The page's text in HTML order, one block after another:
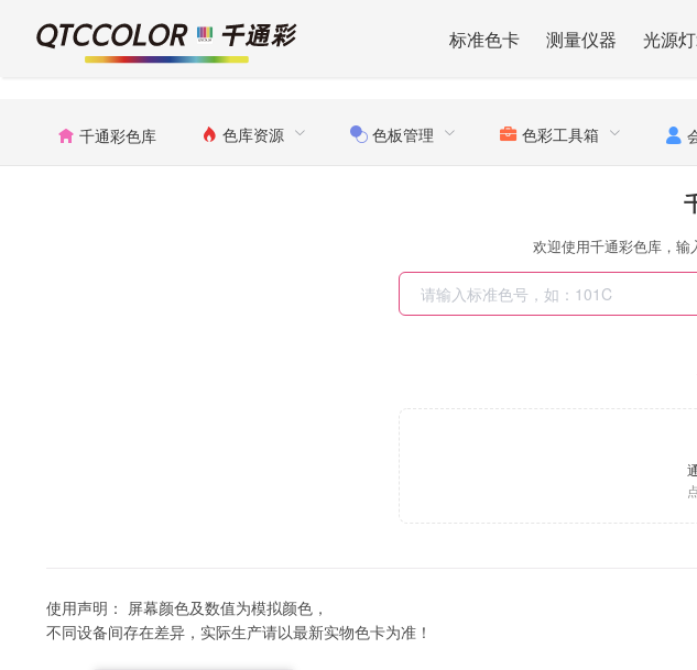
标准色卡 测量仪器 光源
千通彩色库 色库资源 色板管理 色彩工具箱
欢迎使用千通彩色库，输
使用声明： 屏幕颜色及数值为模拟颜色，
不同设备间存在差异，实际生产请以最新实物色卡为准！